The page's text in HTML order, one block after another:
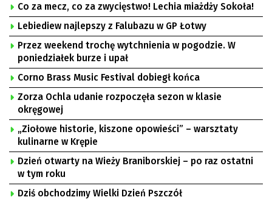
Co za mecz, co za zwycięstwo! Lechia miażdży Sokoła!
Lebiediew najlepszy z Falubazu w GP Łotwy
Przez weekend trochę wytchnienia w pogodzie. W
poniedziałek burze i upał
Corno Brass Music Festival dobiegł końca
Zorza Ochla udanie rozpoczęła sezon w klasie
okręgowej
„Ziołowe historie, kiszone opowieści” – warsztaty
kulinarne w Krępie
Dzień otwarty na Wieży Braniborskiej – po raz ostatni
w tym roku
Dziś obchodzimy Wielki Dzień Pszczół